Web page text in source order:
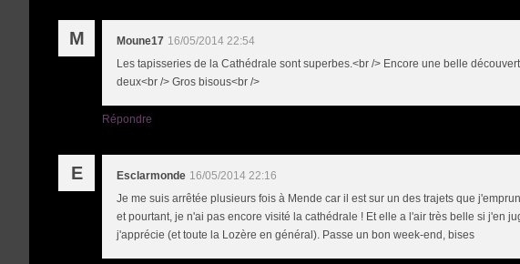
M Moune17 16/05/2014 22:54
Les tapisseries de la Cathédrale sont superbes.<br /> Encore une belle
deux<br /> Gros bisous<br />
Répondre
E Esclarmonde 16/05/2014 22:16
Je me suis arrêtée plusieurs fois à Mende car il est sur un des trajets que
et pourtant, je n'ai pas encore visité la cathédrale ! Et elle a l'air très belle si j'en
j'apprécie (et toute la Lozère en général). Passe un bon week-end, bises